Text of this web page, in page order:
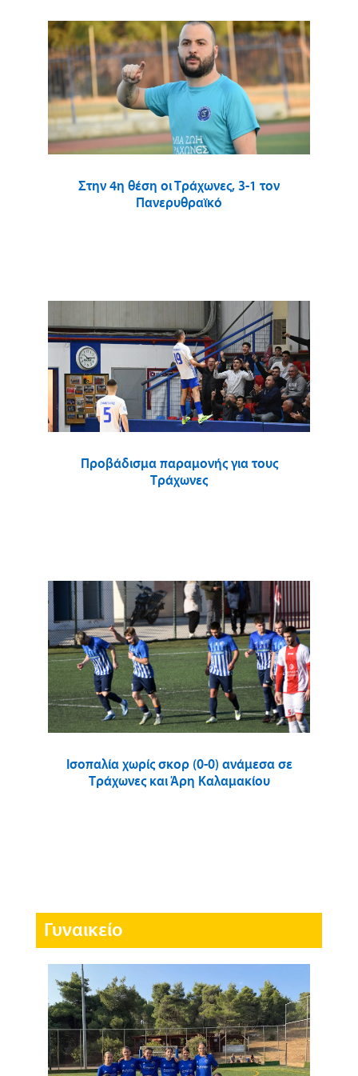
Στην 4η θέση οι Τράχωνες, 3-1 τον
Πανερυθραϊκό
Προβάδισμα παραμονής για τους
Τράχωνες
Ισοπαλία χωρίς σκορ (0-0) ανάμεσα σε
Τράχωνες και Άρη Καλαμακίου
Γυναικείο